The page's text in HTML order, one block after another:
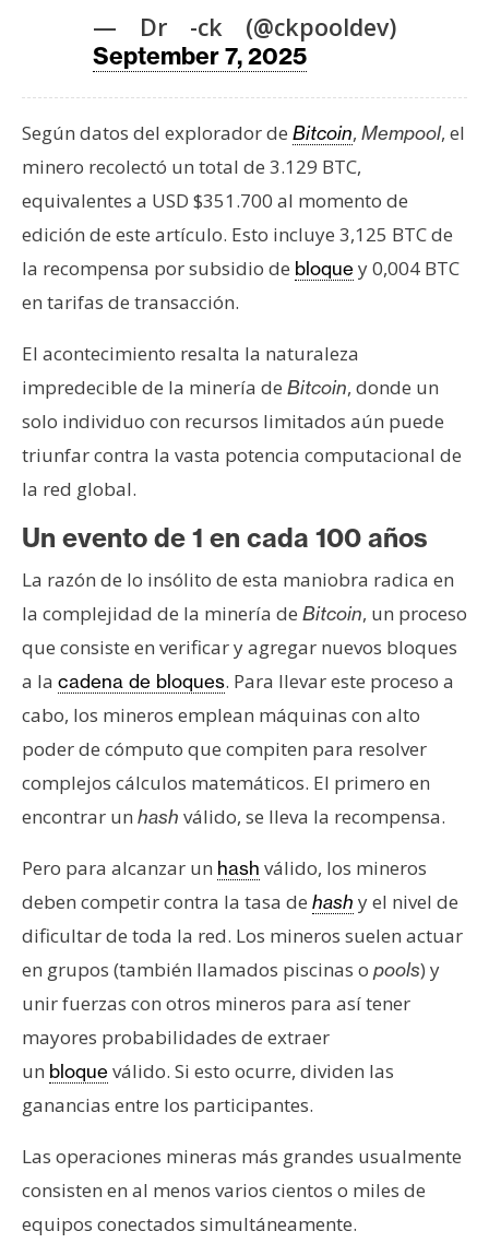
i
c
i
d
a
d
— Dr -ck (@ckpooldev)
September 7, 2025
Según datos del explorador de Bitcoin, Mempool, el
minero recolectó un total de 3.129 BTC,
equivalentes a USD $351.700 al momento de
edición de este artículo. Esto incluye 3,125 BTC de
la recompensa por subsidio de bloquey 0,004 BTC
en tarifas de transacción.
El acontecimiento resalta la naturaleza
impredecible de la minería de Bitcoin, donde un
solo individuo con recursos limitados aún puede
triunfar contra la vasta potencia computacional de
la red global.
Un evento de 1 en cada 100 años
La razón de lo insólito de esta maniobra radica en
la complejidad de la minería de Bitcoin, un proceso
que consiste en verificar y agregar nuevos bloques
a la cadena de bloques. Para llevar este proceso a
cabo, los mineros emplean máquinas con alto
poder de cómputo que compiten para resolver
complejos cálculos matemáticos. El primero en
encontrar un hash válido, se lleva la recompensa.
Pero para alcanzar un hash válido, los mineros
deben competir contra la tasa de hash y el nivel de
dificultar de toda la red. Los mineros suelen actuar
en grupos (también llamados piscinas o pools) y
unir fuerzas con otros mineros para así tener
mayores probabilidades de extraer
un bloqueválido. Si esto ocurre, dividen las
ganancias entre los participantes.
Las operaciones mineras más grandes usualmente
consisten en al menos varios cientos o miles de
equipos conectados simultáneamente.